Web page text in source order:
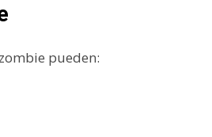
pueden: